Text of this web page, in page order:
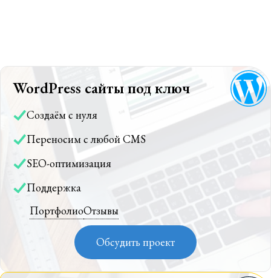
WordPress сайты под ключ
Создаём с нуля
Переносим с любой CMS
SEO-оптимизация
Поддержка
ПортфолиоОтзывы
Обсудить проект